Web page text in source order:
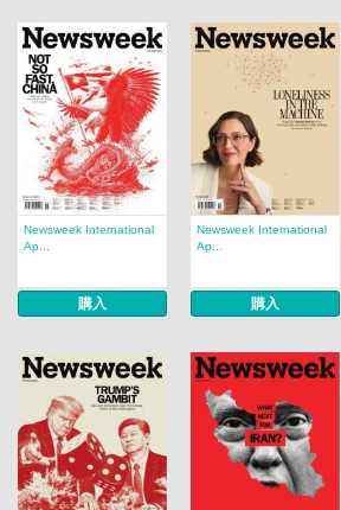
Newsweek International
Ap...
購入
Newsweek International
Ap...
購入